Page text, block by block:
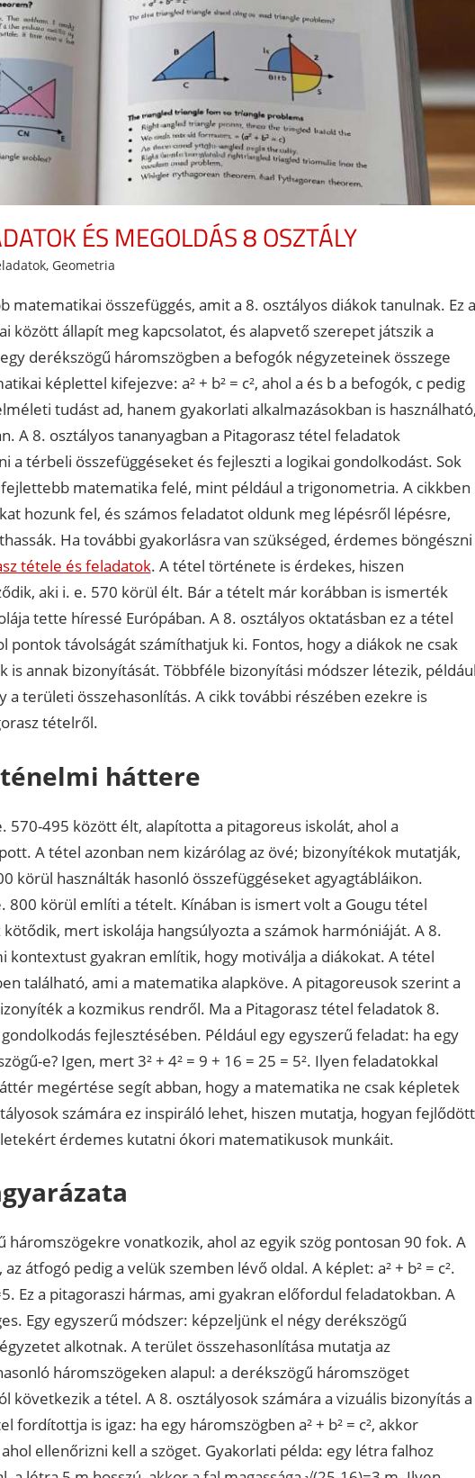
ÉS MEGOLDÁS 8 OSZTÁLY
, Geometria
matematikai összefüggés, amit a 8. osztályos diákok tanulnak. Ez a
között állapít meg kapcsolatot, és alapvető szerepet játszik a
derékszögű háromszögben a befogók négyzeteinek összege
képlettel kifejezve: a² + b² = c², ahol a és b a befogók, c pedig
tudást ad, hanem gyakorlati alkalmazásokban is
A 8. osztályos tananyagban a Pitagorasz tétel feladatok
a térbeli összefüggéseket és fejleszti a logikai gondolkodást. Sok
fejlettebb matematika felé, mint például a trigonometria. A cikkben
hozunk fel, és számos feladatot oldunk meg lépésről lépésre,
Ha további gyakorlásra van szükséged, érdemes böngészni
tétele és feladatok. A tétel története is érdekes, hiszen
aki i. e. 570 körül élt. Bár a tételt már korábban is ismerték
tette híressé Európában. A 8. osztályos oktatásban ez a tétel
pontok távolságát számíthatjuk ki. Fontos, hogy a diákok ne csak
annak bizonyítását. Többféle bizonyítási módszer létezik,
a területi összehasonlítás. A cikk további részében ezekre is
tételről.
háttere
570-495 között élt, alapította a pitagoreus iskolát, ahol a
A tétel azonban nem kizárólag az övé; bizonyítékok mutatják,
körül használták hasonló összefüggéseket agyagtábláikon.
800 körül említi a tételt. Kínában is ismert volt a Gougu tétel
mert iskolája hangsúlyozta a számok harmóniáját. A 8.
kontextust gyakran említik, hogy motiválja a diákokat. A tétel
található, ami a matematika alapköve. A pitagoreusok szerint a
a kozmikus rendről. Ma a Pitagorasz tétel feladatok 8.
fejlesztésében. Például egy egyszerű feladat: ha egy
e? Igen, mert 3² + 4² = 9 + 16 = 25 = 5². Ilyen feladatokkal
megértése segít abban, hogy a matematika ne csak képletek
számára ez inspiráló lehet, hiszen mutatja, hogyan fejlődött
érdemes kutatni ókori matematikusok munkáit.
háromszögekre vonatkozik, ahol az egyik szög pontosan 90 fok. A
átfogó pedig a velük szemben lévő oldal. A képlet: a² + b² = c².
Ez a pitagoraszi hármas, ami gyakran előfordul feladatokban. A
Egy egyszerű módszer: képzeljünk el négy derékszögű
alkotnak. A terület összehasonlítása mutatja az
háromszögeken alapul: a derékszögű háromszöget
következik a tétel. A 8. osztályosok számára a vizuális bizonyítás a
fordítottja is igaz: ha egy háromszögben a² + b² = c², akkor
ellenőrizni kell a szöget. Gyakorlati példa: egy létra falhoz